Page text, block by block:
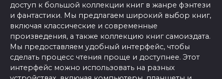
доступ к большой коллекции книг в жанре фэнтези
и фантастики. Мы предлагаем широкий выбор книг,
включая классические и современные
произведения, а также коллекцию книг самоиздата.
Мы предоставляем удобный интерфейс, чтобы
сделать процесс чтения проще и доступнее. Этот
интерфейс можно использовать на разных